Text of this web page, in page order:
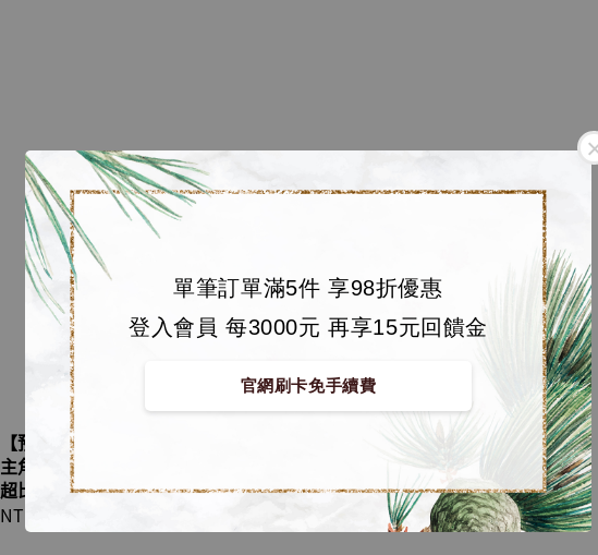
單筆訂單滿5件 享98折優惠
登入會員 每3000元 再享15元回饋金
官網刷卡免手續費
【預購】數碼寶貝 GK 蒐藏雕像
主角團數碼世界圖鑑共鳴系列
超比多獸 [迷漫MIMAN Studio]
Regular
price
NT$ 1,980